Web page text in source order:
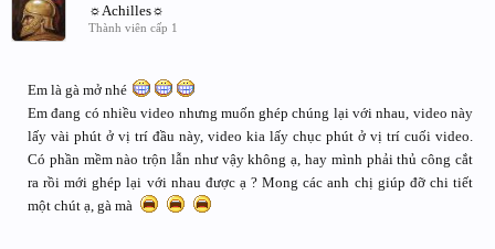
☼Achilles☼
Thành viên cấp 1
Em là gà mở nhé
Em đang có nhiều video nhưng muốn ghép chúng lại với nhau, video này
lấy vài phút ở vị trí đầu này, video kia lấy chục phút ở vị trí cuối video.
Có phần mềm nào trộn lẫn như vậy không ạ, hay mình phải thủ công cắt
ra rồi mới ghép lại với nhau được ạ ? Mong các anh chị giúp đỡ chi tiết
một chút ạ, gà mà